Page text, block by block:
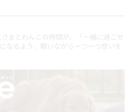
まとわんこの時間が、「一緒に過ごせ
なるよう、願いながら一つ一つ想いを